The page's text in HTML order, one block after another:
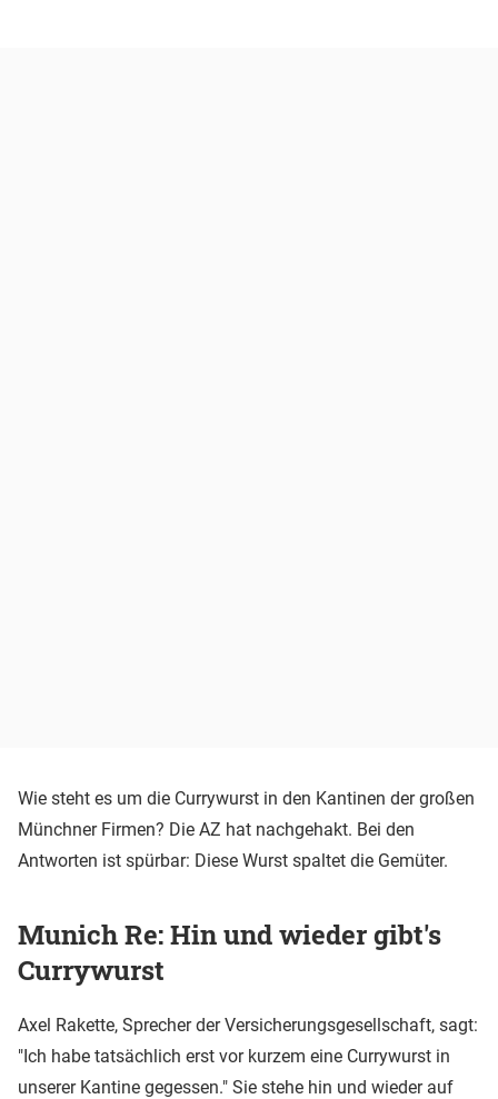
Wie steht es um die Currywurst in den Kantinen der großen
Münchner Firmen? Die AZ hat nachgehakt. Bei den
Antworten ist spürbar: Diese Wurst spaltet die Gemüter.
Munich Re: Hin und wieder gibt's
Currywurst
Axel Rakette, Sprecher der Versicherungsgesellschaft, sagt:
"Ich habe tatsächlich erst vor kurzem eine Currywurst in
unserer Kantine gegessen." Sie stehe hin und wieder auf